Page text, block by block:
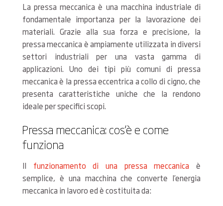
La pressa meccanica è una macchina industriale di
fondamentale importanza per la lavorazione dei
materiali. Grazie alla sua forza e precisione, la
pressa meccanica è ampiamente utilizzata in diversi
settori industriali per una vasta gamma di
applicazioni. Uno dei tipi più comuni di pressa
meccanica è la pressa eccentrica a collo di cigno, che
presenta caratteristiche uniche che la rendono
ideale per specifici scopi.
Pressa meccanica: cos’è e come
funziona
Il funzionamento di una pressa meccanica è
semplice, è una macchina che converte l’energia
meccanica in lavoro ed è costituita da: